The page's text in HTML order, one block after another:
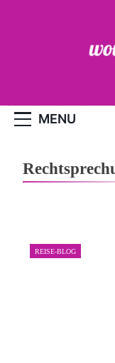
MENU
REISE-BLOG